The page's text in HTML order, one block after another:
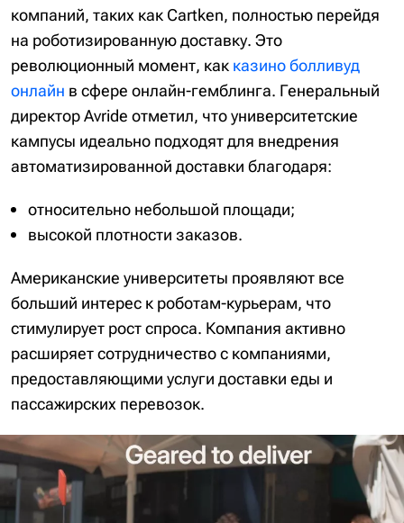
компаний, таких как Cartken, полностью перейдя
на роботизированную доставку. Это
революционный момент, как казино болливуд
онлайн в сфере онлайн-гемблинга. Генеральный
директор Avride отметил, что университетские
кампусы идеально подходят для внедрения
автоматизированной доставки благодаря:
относительно небольшой площади;
высокой плотности заказов.
Американские университеты проявляют все
больший интерес к роботам-курьерам, что
стимулирует рост спроса. Компания активно
расширяет сотрудничество с компаниями,
предоставляющими услуги доставки еды и
пассажирских перевозок.